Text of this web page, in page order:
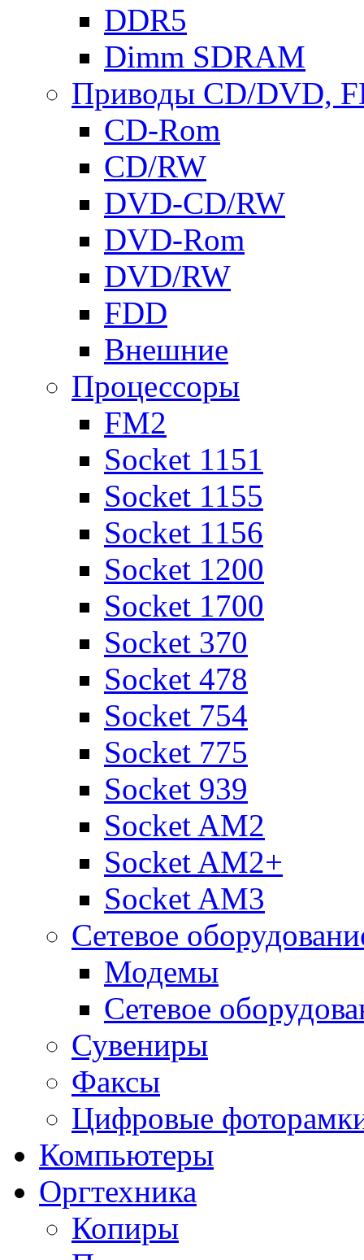
DDR5
Dimm SDRAM
Приводы СD/DVD,
CD-Rom
CD/RW
DVD-CD/RW
DVD-Rom
DVD/RW
FDD
Внешние
Процессоры
FM2
Socket 1151
Socket 1155
Socket 1156
Socket 1200
Socket 1700
Socket 370
Socket 478
Socket 754
Socket 775
Socket 939
Socket AM2
Socket AM2+
Socket AM3
Сетевое
Модемы
Сетевое
Сувениры
Факсы
Цифровые
Компьютеры
Оргтехника
Копиры